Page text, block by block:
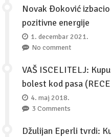
Novak Đoković
pozitivne energije
1. decembar 2021.
No comment
VAŠ ISCELITELJ:
bolest kod pasa
4. maj 2018.
3 Comments
Džulijan Eperli tvrdi: